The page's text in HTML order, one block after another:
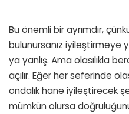
Bu önemli bir ayrımdır,
bulunursanız iyileştirmeye
ya yanlış. Ama olasılıkla
açılır. Eğer her seferinde
ondalık hane iyileştirecek
mümkün olursa